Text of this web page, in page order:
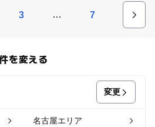
3 … 7
を変える
変更
名古屋エリア